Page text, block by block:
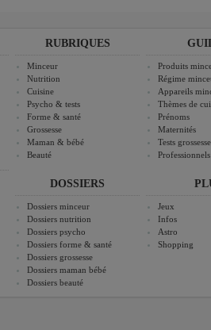
RUBRIQUES
Minceur
Nutrition
Cuisine
Psycho & tests
Forme & santé
Grossesse
Maman & bébé
Beauté
DOSSIERS
Dossiers minceur
Dossiers nutrition
Dossiers psycho
Dossiers forme & santé
Dossiers grossesse
Dossiers maman bébé
Dossiers beauté
Produits
Régime
Appareils
Thèmes de
Prénoms
Maternités
Tests grossesse
Jeux
Infos
Astro
Shopping